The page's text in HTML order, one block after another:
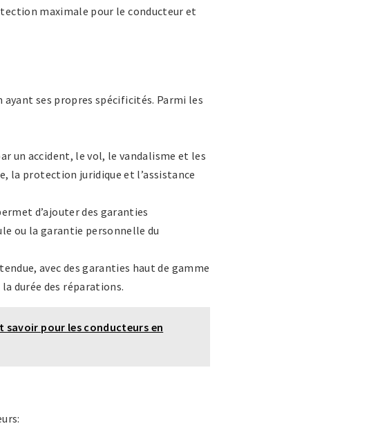
maximale pour le conducteur et
ayant ses propres spécificités. Parmi les
un accident, le vol, le vandalisme et les
la protection juridique et l’assistance
d’ajouter des garanties
ou la garantie personnelle du
avec des garanties haut de gamme
durée des réparations.
pour les conducteurs en